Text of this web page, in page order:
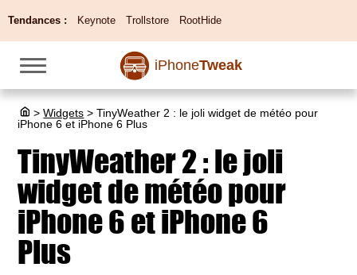
Tendances : Keynote Trollstore RootHide
iPhoneTweak
> Widgets > TinyWeather 2 : le joli widget de météo pour
iPhone 6 et iPhone 6 Plus
TinyWeather 2 : le joli
widget de météo pour
iPhone 6 et iPhone 6
Plus